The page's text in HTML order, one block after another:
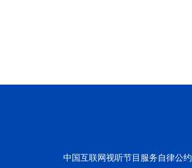
中国互联网视听节目服务自律公约